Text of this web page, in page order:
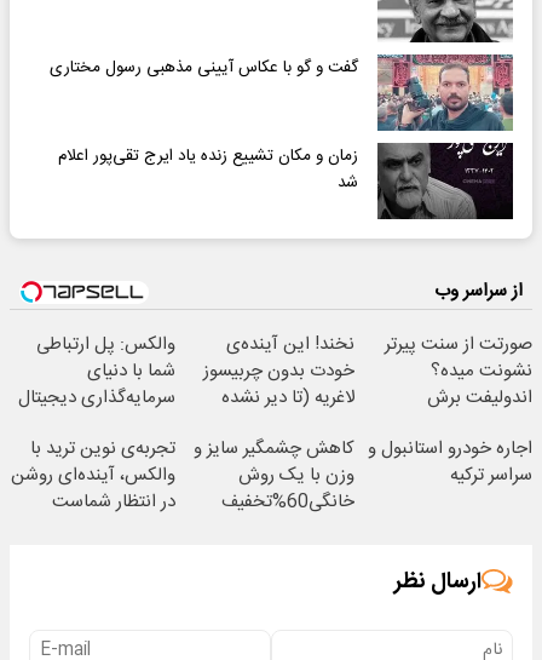
گفت و گو با عکاس آیینی مذهبی رسول مختاری
زمان و مکان تشییع زنده یاد ایرج تقی‌‌پور اعلام
شد
از سراسر وب
صورتت از سنت پیرتر
نشونت میده؟
اندولیفت برش
نخند! این آینده‌ی
خودت بدون چربیسوز
لاغریه (تا دیر نشده
والکس: پل ارتباطی
شما با دنیای
سرمایه‌گذاری دیجیتال
اجاره خودرو استانبول و
سراسر ترکیه
کاهش چشمگیر سایز و
وزن با یک روش
خانگی60%تخفیف
تجربه‌ی نوین ترید با
والکس، آینده‌ای روشن
در انتظار شماست
ارسال نظر